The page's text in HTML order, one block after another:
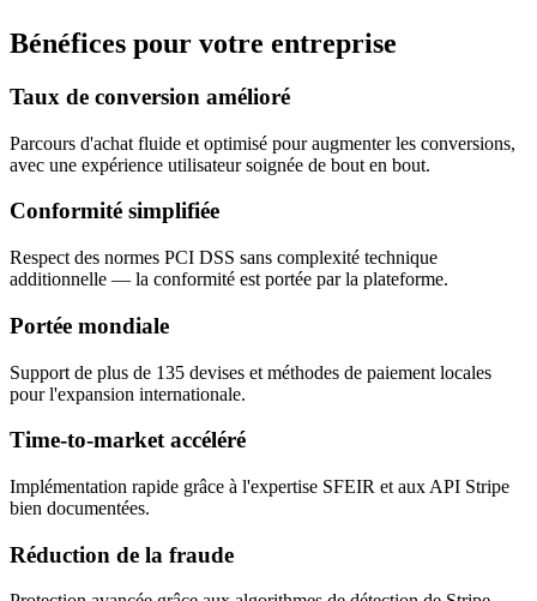
Bénéfices pour votre entreprise
Taux de conversion amélioré
Parcours d'achat fluide et optimisé pour augmenter les conversions,
avec une expérience utilisateur soignée de bout en bout.
Conformité simplifiée
Respect des normes PCI DSS sans complexité technique
additionnelle — la conformité est portée par la plateforme.
Portée mondiale
Support de plus de 135 devises et méthodes de paiement locales
pour l'expansion internationale.
Time-to-market accéléré
Implémentation rapide grâce à l'expertise SFEIR et aux API Stripe
bien documentées.
Réduction de la fraude